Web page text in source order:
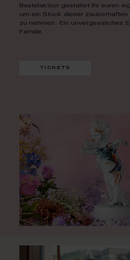
Bastelaktion gestaltet Ihr euren
um ein Stück dieser
zu nehmen. Ein unvergessliches
Familie.
tickets